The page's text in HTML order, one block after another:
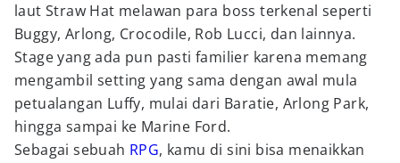
laut Straw Hat melawan para boss terkenal seperti
Buggy, Arlong, Crocodile, Rob Lucci, dan lainnya.
Stage yang ada pun pasti familier karena memang
mengambil setting yang sama dengan awal mula
petualangan Luffy, mulai dari Baratie, Arlong Park,
hingga sampai ke Marine Ford.
Sebagai sebuah RPG, kamu di sini bisa menaikkan